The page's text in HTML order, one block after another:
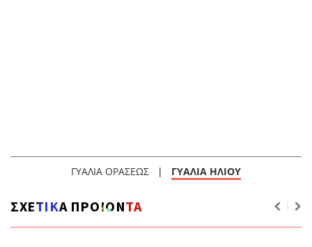
ΓΥΑΛΙΑ ΟΡΑΣΕΩΣ | ΓΥΑΛΙΑ ΗΛΙΟΥ
ΣΧΕΤΙΚΑ ΠΡΟΙΟΝΤΑ